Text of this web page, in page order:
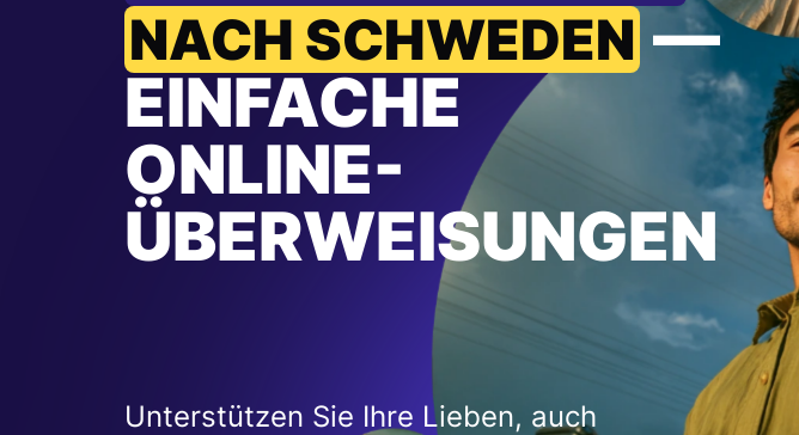
NACH SCHWEDEN —
EINFACHE
ONLINE-
ÜBERWEISUNGEN
Unterstützen Sie Ihre Lieben, auch